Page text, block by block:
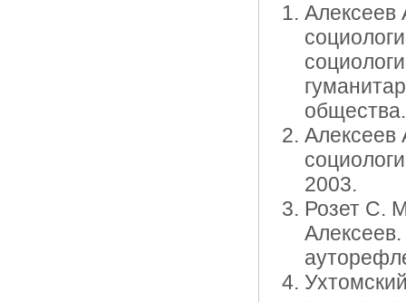
Алексеев
Алексеев
2003.
Розет С.